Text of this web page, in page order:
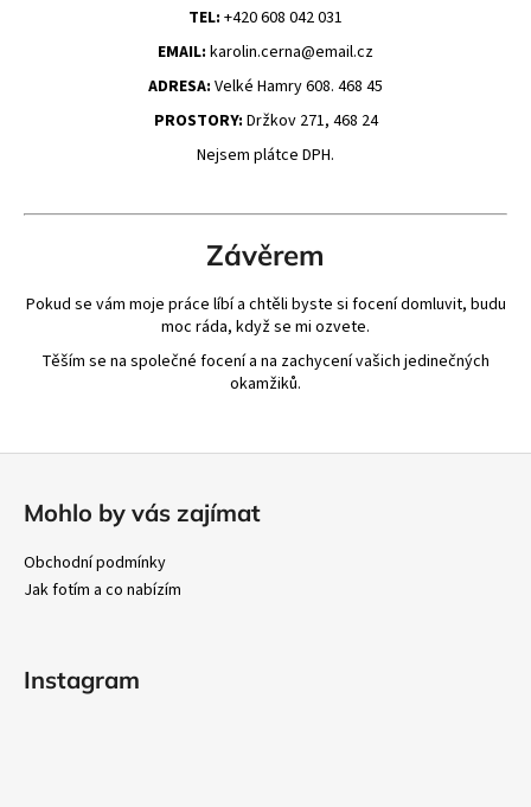
TEL: +420 608 042 031
EMAIL: karolin.cerna@email.cz
ADRESA: Velké Hamry 608. 468 45
PROSTORY: Držkov 271, 468 24
Nejsem plátce DPH.
Závěrem
Pokud se vám moje práce líbí a chtěli byste si focení domluvit, budu
moc ráda, když se mi ozvete.
Těším se na společné focení a na zachycení vašich jedinečných
okamžiků.
Mohlo by vás zajímat
Obchodní podmínky
Jak fotím a co nabízím
Instagram